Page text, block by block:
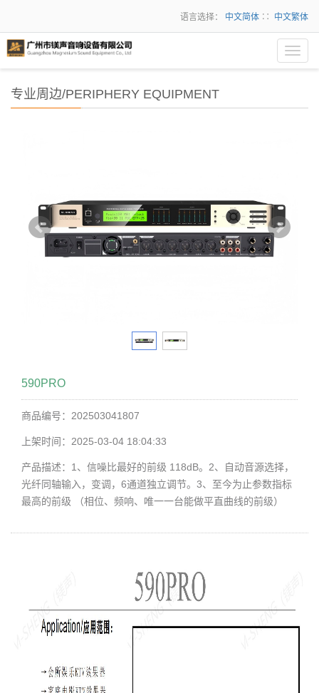
语言选择： 中文简体 ∷ 中文繁体
专业周边/PERIPHERY EQUIPMENT
590PRO
商品编号：202503041807
上架时间：2025-03-04 18:04:33
产品描述：1、信噪比最好的前级 118dB。2、自动音源选择，
光纤同轴输入，变调，6通道独立调节。3、至今为止参数指标
最高的前级 （相位、频响、唯一一台能做平直曲线的前级）